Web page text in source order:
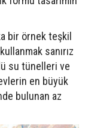
bir örnek teşkil
sanırız
su tünelleri ve
en büyük
bulunan az